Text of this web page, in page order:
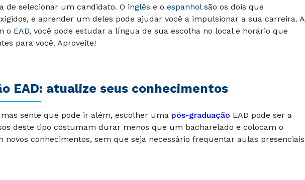
de selecionar um candidato. O inglês e o espanholsão os dois que
e aprender um deles pode ajudar você a impulsionar a sua carreira. A
o EAD, você pode estudar a língua de sua escolha no local e horário que
para você. Aproveite!
EAD: atualize seus conhecimentos
sente que pode ir além, escolher uma pós-graduação EAD pode ser a
deste tipo costumam durar menos que um bacharelado e colocam o
novos conhecimentos, sem que seja necessário frequentar aulas presenciais